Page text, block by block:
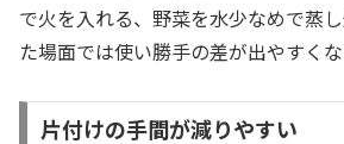
で火を入れる、野菜を水少なめで蒸
た場面では使い勝手の差が出やすくな
片付けの手間が減りやすい